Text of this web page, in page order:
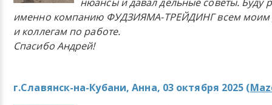
именно компанию ФУДЗИЯМА-ТРЕЙДИНГ всем моим
и коллегам по работе.
Спасибо Андрей!
г.Славянск-на-Кубани, Анна, 03 октября 2025 (